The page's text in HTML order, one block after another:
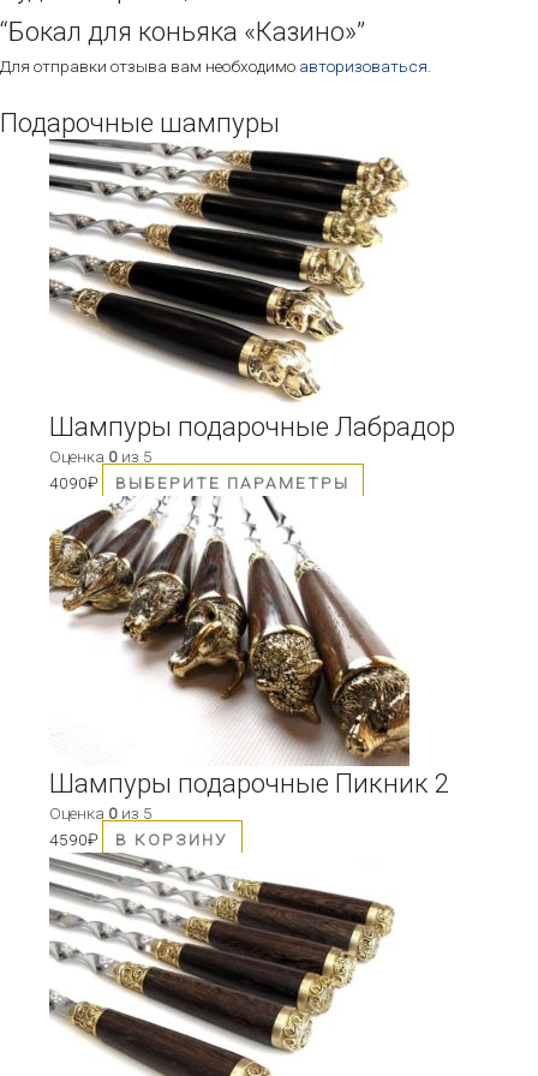
“Бокал для коньяка «Казино»”
Для отправки отзыва вам необходимо авторизоваться.
Подарочные шампуры
Шампуры подарочные Лабрадор
Оценка 0 из 5
4090₽ ВЫБЕРИТЕ ПАРАМЕТРЫ
товар
имеет
несколько
Опции
товара.
Шампуры подарочные Пикник 2
Оценка 0 из 5
4590₽
В КОРЗИНУ